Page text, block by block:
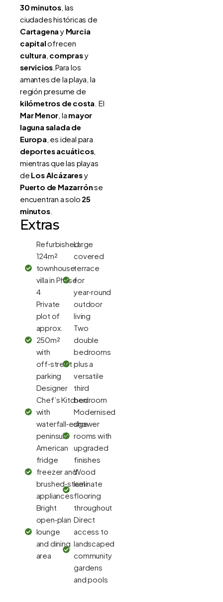
30 minutos, las
ciudades históricas de
Cartagena y Murcia
capitalofrecen
cultura, comprasy
servicios.Para los
amantes de la playa, la
región presume de
kilómetros de costa. El
Mar Menor, la mayor
laguna salada de
Europa, es ideal para
deportes acuáticos,
mientras que las playas
de Los Alcázaresy
Puerto de Mazarrónse
encuentran a solo 25
minutos.
Extras
Refurbished
124m²
townhouse
villa in Phase
4
Private
plot of
approx.
250m²
with
off‑street
parking
Designer
Chef’s Kitchen
with
waterfall‑edge
peninsula
American
fridge
freezer and
brushed‑steel
appliances
Bright
open‑plan
lounge
and dining
area
Large
covered
terrace
for
year‑round
outdoor
living
Two
double
bedrooms
plus a
versatile
third
bedroom
Modernised
shower
rooms with
upgraded
finishes
Wood
laminate
flooring
throughout
Direct
access to
landscaped
community
gardens
and pools